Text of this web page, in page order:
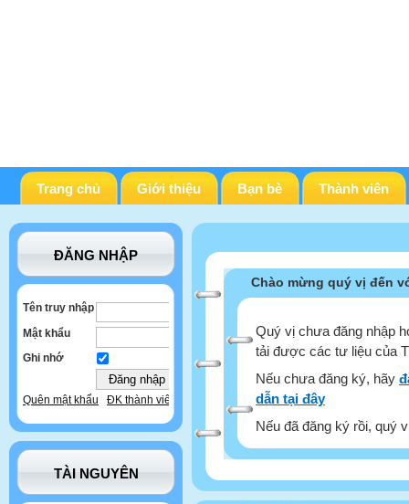
Trang chủ Giới thiệu Bạn bè Thành viên
ĐĂNG NHẬP
Tên truy nhập
Mật khẩu
Ghi nhớ
Quên mật khẩu ĐK thành viên
TÀI NGUYÊN
Chào mừng quý vị đến
Quý vị chưa đăng nhập
tải được các tư liệu của
Nếu chưa đăng ký, hãy
dẫn tại đây
Nếu đã đăng ký rồi, quý